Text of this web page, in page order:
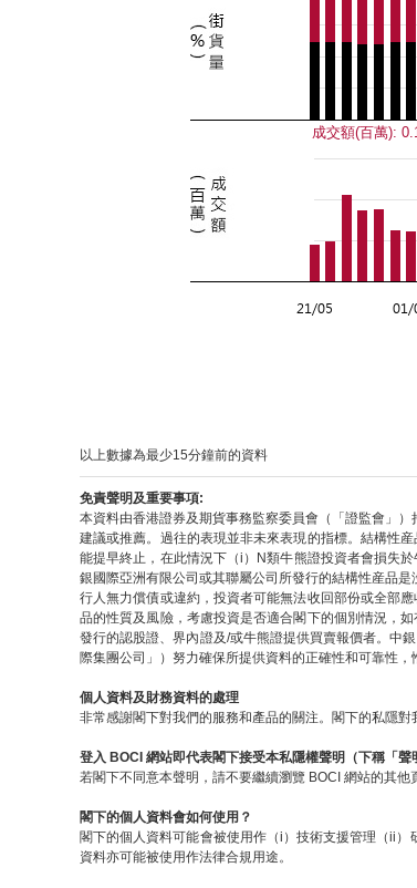
以上數據為最少15分鐘前的資料
免責聲明及重要事項:
本資料由香港證券及期貨事務監察委員會（「證監會」
建議或推薦。過往的表現並非未來表現的指標。結構性
能提早終止，在此情況下（i）N類牛熊證投資者會損失
銀國際亞洲有限公司或其聯屬公司所發行的結構性産品
行人無力償債或違約，投資者可能無法收回部份或全部
品的性質及風險，考慮投資是否適合閣下的個別情況，
發行的認股證、界內證及/或牛熊證提供買賣報價者。中
際集團公司」）努力確保所提供資料的正確性和可靠性
個人資料及財務資料的處理
非常感謝閣下對我們的服務和產品的關注。閣下的私隱
登入 BOCI 網站即代表閣下接受本私隱權聲明（下稱「聲
若閣下不同意本聲明，請不要繼續瀏覽 BOCI 網站的其他
閣下的個人資料會如何使用？
閣下的個人資料可能會被使用作（i）技術支援管理（ii
資料亦可能被使用作法律合規用途。